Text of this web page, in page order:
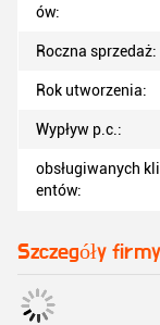
ów:
Roczna sprzedaż:
Rok utworzenia:
Wypływ p.c.:
obsługiwanych kli
entów:
Szczegóły firmy